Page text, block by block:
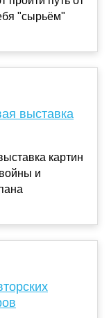
"сырьём"
выставка
картин
и